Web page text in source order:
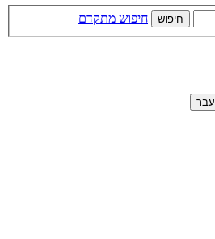
חיפוש
חיפוש מתקדם